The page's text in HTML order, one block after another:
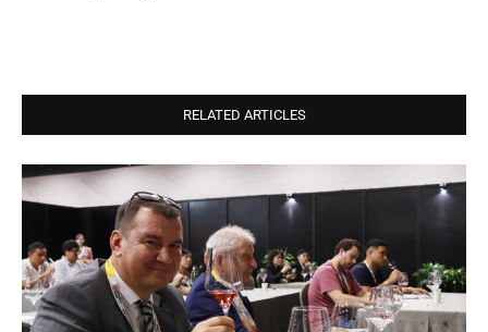
RELATED ARTICLES